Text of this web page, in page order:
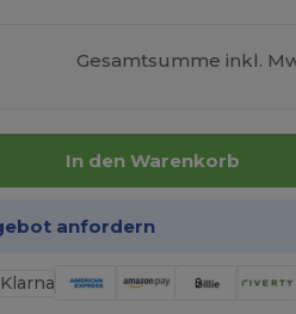
Gesamtsumme inkl.
In den Warenkorb
anfordern